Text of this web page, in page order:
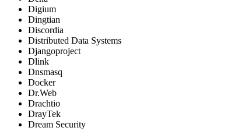
Digium
Dingtian
Discordia
Distributed Data Systems
Djangoproject
Dlink
Dnsmasq
Docker
Dr.Web
Drachtio
DrayTek
Dream Security